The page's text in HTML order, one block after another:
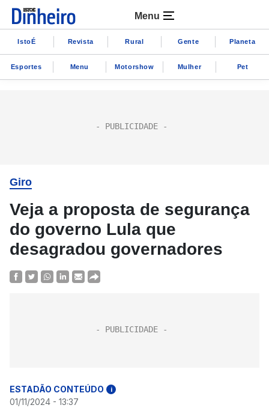
Menu
IstoÉ Revista Rural Gente Planeta
Esportes Menu Motorshow Mulher Pet
Giro
Veja a proposta de segurança
do governo Lula que
desagradou governadores
ESTADÃO CONTEÚDO i
01/11/2024 - 13:37